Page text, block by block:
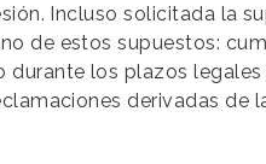
Incluso solicitada la
de estos supuestos:
los plazos
derivadas de